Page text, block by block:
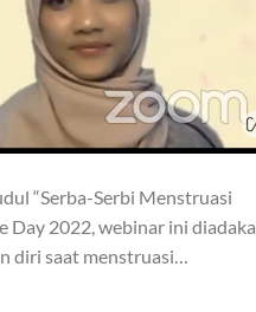
“Serba-Serbi Menstruasi
Day 2022, webinar ini
diri saat menstruasi…